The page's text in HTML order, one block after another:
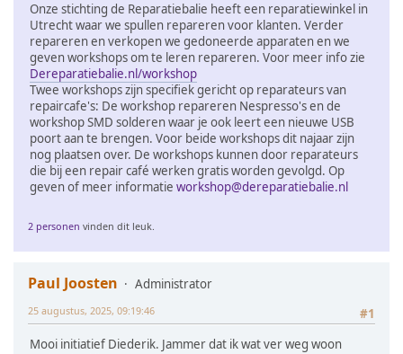
Onze stichting de Reparatiebalie heeft een reparatiewinkel in
Utrecht waar we spullen repareren voor klanten. Verder
repareren en verkopen we gedoneerde apparaten en we
geven workshops om te leren repareren. Voor meer info zie
Dereparatiebalie.nl/workshop
Twee workshops zijn specifiek gericht op reparateurs van
repaircafe's: De workshop repareren Nespresso's en de
workshop SMD solderen waar je ook leert een nieuwe USB
poort aan te brengen. Voor beide workshops dit najaar zijn
nog plaatsen over. De workshops kunnen door reparateurs
die bij een repair café werken gratis worden gevolgd. Op
geven of meer informatie workshop@dereparatiebalie.nl
2 personen vinden dit leuk.
Paul Joosten
Administrator
#1
25 augustus, 2025, 09:19:46
Mooi initiatief Diederik. Jammer dat ik wat ver weg woon